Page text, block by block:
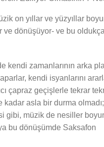
on yıllar ve yüzyıllar
ve dönüşüyor- ve bu
kendi zamanlarının arka
kendi isyanlarını
çapraz geçişlerle tekrar
kadar asla bir durma olmadı;
gibi, müzik de nesiller
bu dönüşümde Saksafon